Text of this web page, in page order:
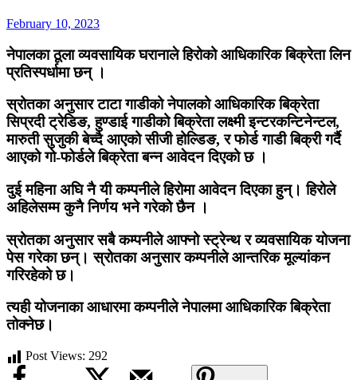
February 10, 2023
नेपालका ठूला व्यवसायिक घरानाले हिरोको आधिकारिक बिक्रेता लिन
प्रतिस्पर्धामा छन् ।
स्रोतका अनुसार टाटा गाडीको नेपालको आधिकारिक बिक्रेता
सिप्रदी ट्रेडिङ, हुण्डाई गाडीको बिक्रेता लक्ष्मी इन्टरकन्टिनेन्टल,
मारुती सुजुकी बेच्दै आएको सीजी होल्डिङ, र फोर्ड गाडी बिक्री गर्दै
आएको गो-फोर्डले बिक्रेता बन्न आवेदन दिएको छ ।
दुई महिना अघि नै यी कम्पनीले हिरोमा आवेदन दिएका हुन्। हिरोले
अहिलेसम्म कुनै निर्णय भने गरेको छैन ।
स्रोतका अनुसार सबै कम्पनीले आफ्नो स्ट्रेन्थ र व्यवसायिक योजना
पेस गरेका छन्। स्रोतका अनुसार कम्पनीले आन्तरिक मूल्यांकन
गरिरहेको छ।
त्यही योजनाका आधारमा कम्पनीले नेपालमा आधिकारिक बिक्रेता
तोक्नेछ।
Post Views: 292